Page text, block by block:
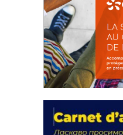
actions
18 septembre 2023